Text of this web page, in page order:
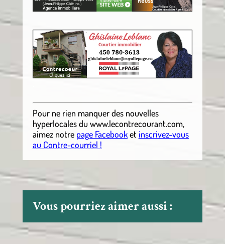
Pour ne rien manquer des nouvelles
hyperlocalesdu www.lecontrecourant.com,
aimez notre page Facebooket inscrivez-vous
au Contre-courriel !
Vous pourriez aimer aussi :